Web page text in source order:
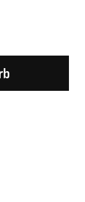
benutze